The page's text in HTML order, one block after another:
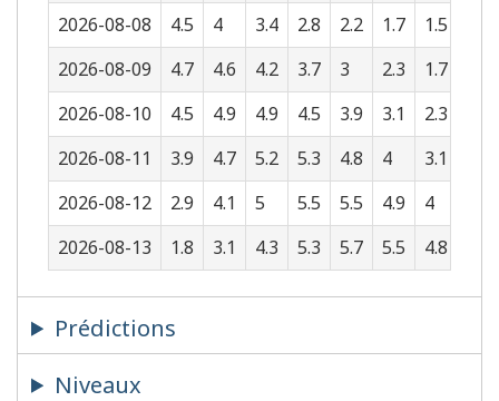
2026-08-08
4.5 4 3.4 2.8 2.2 1.7 1.5
2026-08-09
4.7 4.6 4.2 3.7 3 2.3 1.7
2026-08-10
4.5 4.9 4.9 4.5 3.9 3.1 2.3
2026-08-11
3.9 4.7 5.2 5.3 4.8 4 3.1
2026-08-12
2.9 4.1 5 5.5 5.5 4.9 4
2026-08-13
1.8 3.1 4.3 5.3 5.7 5.5 4.8
Prédictions
Niveaux